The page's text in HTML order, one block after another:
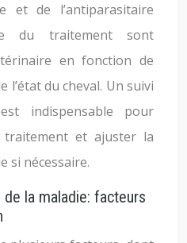
et de l’antiparasitaire
du traitement sont
en fonction de
l’état du cheval. Un suivi
indispensable pour
traitement et ajuster la
si nécessaire.
la maladie: facteurs